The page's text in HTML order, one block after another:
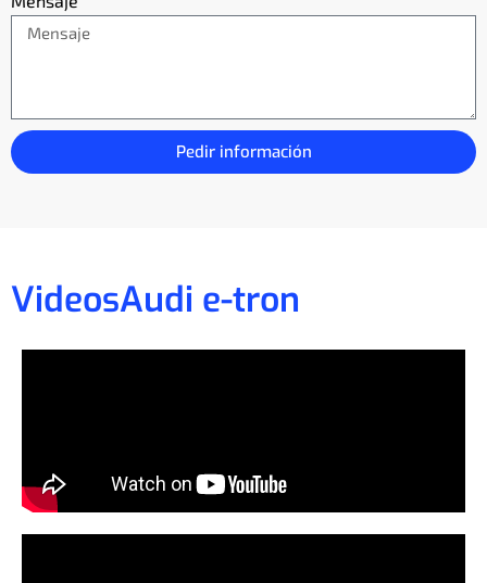
Pedir información
VideosAudi e-tron